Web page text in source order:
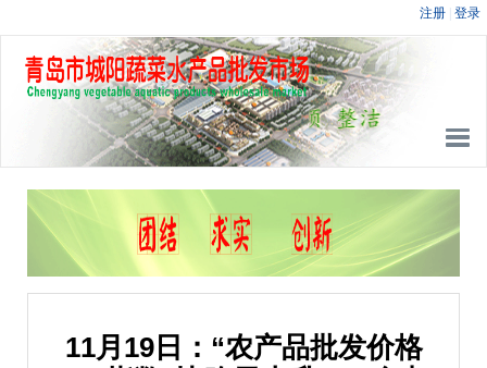
11月19日：“农产品批发价格